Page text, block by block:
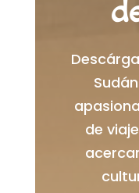
de